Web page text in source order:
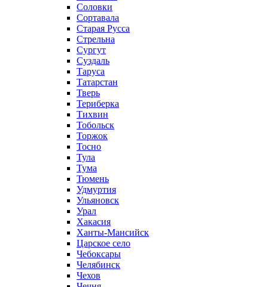
Соловки
Сортавала
Старая Русса
Стрельна
Сургут
Суздаль
Таруса
Татарстан
Тверь
Териберка
Тихвин
Тобольск
Торжок
Тосно
Тула
Тума
Тюмень
Удмуртия
Ульяновск
Урал
Хакасия
Ханты-Мансийск
Царское село
Чебоксары
Челябинск
Чехов